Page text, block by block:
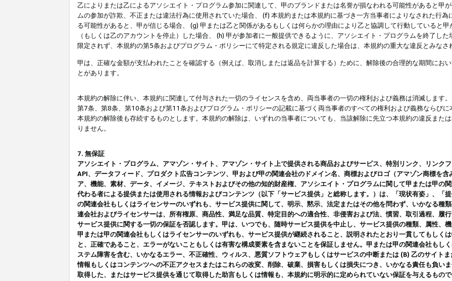
乙によりまたは乙によるアソシエイト・プログラム参加に関連して、甲のブランドまたは名誉が損なわれる可能性があると甲
ムの参加が詐欺、不正または違法行為に使用されていた場合、 (f) 本規約または本規約に基づき一方当事者によりなされた行
る可能性があると、甲が信じる場合、 (g) 甲または乙と関係があるもしくは何らかの理由により乙と協調して行動していると
（もしくは乙のアカウントを停止）した場合、 (h) 甲が参加者に一般提供できるように、アソシエイト・プログラムを終了し
限定されず、本規約の第5条およびプログラム・ポリシーにて特定される規定に違反した場合は、本規約の重大な違反とみなさ
甲は、正確な金額が支払われたことを確認する（例えば、取消しまたは返品を計算する）ために、解除後の合理的な期間にお
とがあります。
本規約の解除に伴い、本規約に関連して付与された一切のライセンスを含め、両当事者の一切の権利および義務は消滅します
第7条、第8条、第10条および第11条およびプログラム・ポリシーの記載に基づく両当事者のすべての権利および義務ならびに
本規約の解除後も存続するものとします。本規約の解除は、いずれの当事者についても、当該解除に先立つ本規約の違反また
りません。
7. 無保証
アソシエイト・プログラム、アマゾン・サイト、アマゾン・サイト上で提供される商品およびサービス、特別リンク、リン
API、データフィード、プロダクト広告コンテンツ、甲および甲の関連会社のドメイン名、商標およびロゴ（アマゾン商標を
ア、機能、素材、データ、イメージ、テキストおよびその他の知的財産権、アソシエイト・プログラムに関して甲または甲の
代わる者による提供または使用される情報およびコンテンツ（以下「サービス提供」と総称します。）は、「現状有姿」、「
の関連会社もしくはライセンサーのいずれも、サービス提供に関して、明示、黙示、法定またはその他を問わず、いかなる種
連会社およびライセンサーは、所有権原、商品性、満足な品質、特定目的への適合性、非侵害および法、慣習、取引過程、履
サービス提供に関する一切の保証を否認します。甲は、いつでも、随時サービス提供を中止し、サービス提供の種類、属性、
甲または甲の関連会社もしくはライセンサーのいずれも、サービス提供が継続されること、説明されたとおり一貫してもしく
と、正確であること、エラーがないこともしくは有害な構成要素を含まないことを保証しません。甲または甲の関連会社もし
ステム障害を含む、いかなるエラー、不正確性、ウィルス、悪質ソフトウェアもしくはサービスの中断または (B) 乙のサイト
情報もしくはコンテンツへの不正アクセスまたはこれらの改変、削除、破棄、損害もしくは損失につき、いかなる責任も負い
取得した、またはサービス提供を通じて取得した助言もしくは情報も、本規約に明示的に定められていない保証を与えるもの